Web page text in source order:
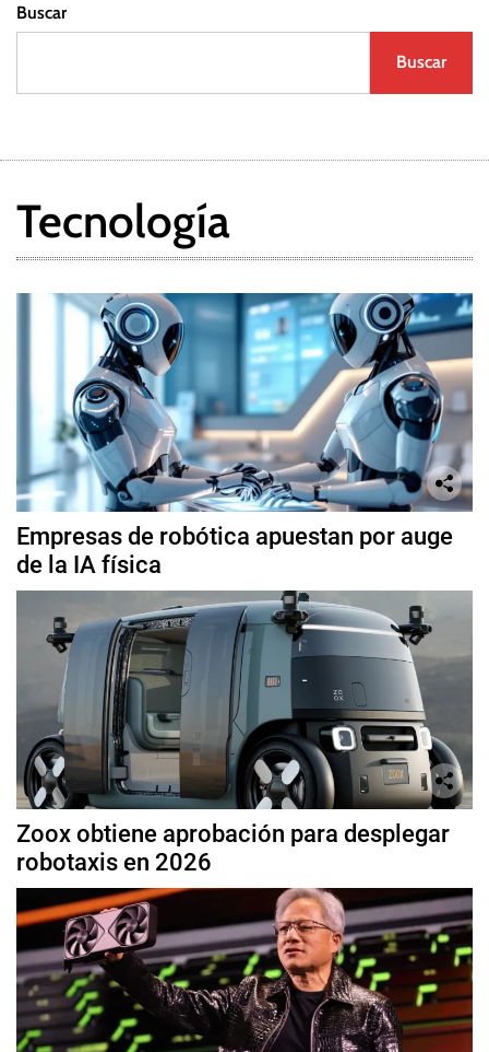
Buscar
Buscar
Tecnología
Empresas de robótica apuestan por auge
de la IA física
Zoox obtiene aprobación para desplegar
robotaxis en 2026